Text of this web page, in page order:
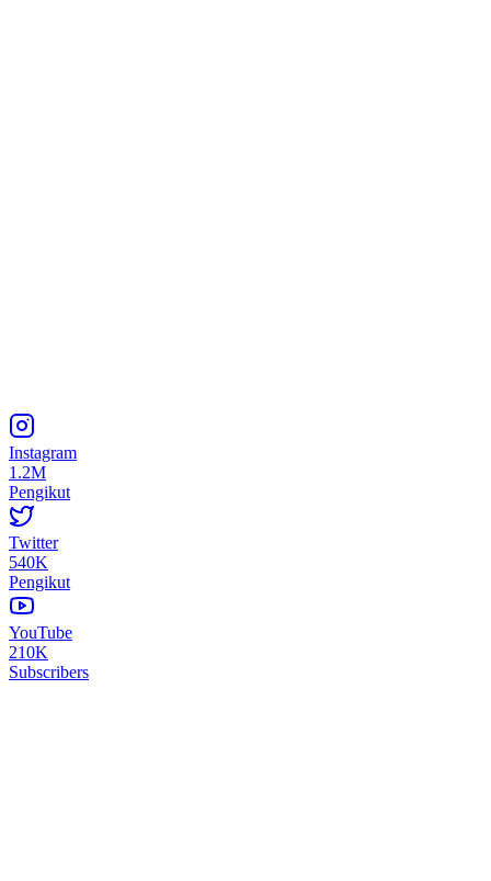
Instagram
1.2M
Pengikut
Twitter
540K
Pengikut
YouTube
210K
Subscribers